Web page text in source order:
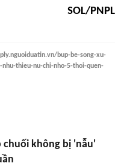
SOL/PNPL
bup-be-song-xu-
thieu-nu-chi-nho-5-thoi-quen-
chuối không bị 'nẫu'